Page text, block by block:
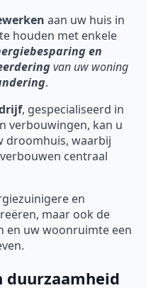
aan uw huis in
houden met enkele
en
van uw woning
.
, gespecialiseerd in
verbouwingen, kan u
droomhuis, waarbij
centraal
en
maar ook de
en uw woonruimte een
duurzaamheid